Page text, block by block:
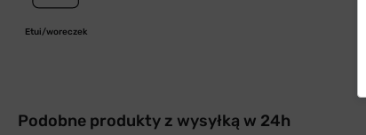
Etui/woreczek
Podobne produkty z wysyłką w 24h